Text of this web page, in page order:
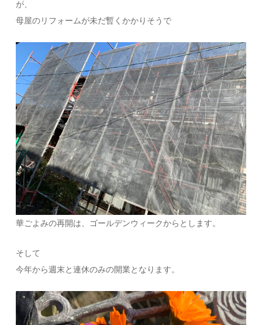
が、
母屋のリフォームが未だ暫くかかりそうで
華ごよみの再開は、ゴールデンウィークからとします。
そして
今年から週末と連休のみの開業となります。